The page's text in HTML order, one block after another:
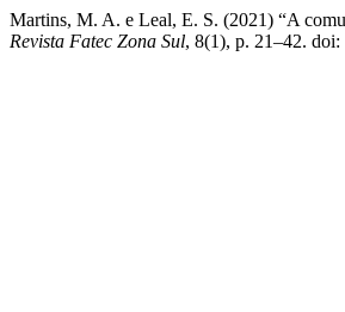
Martins, M. A. e Leal, E. S. (2021) “A
Revista Fatec Zona Sul, 8(1), p. 21–42.